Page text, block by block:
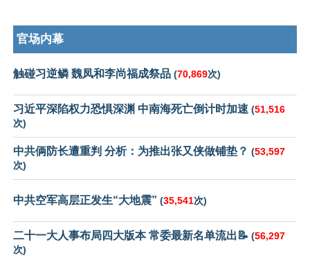
官场内幕
触碰习逆鳞 魏凤和李尚福成祭品 (70,869次)
习近平深陷权力恐惧深渊 中南海死亡倒计时加速 (51,516
次)
中共俩防长遭重判 分析：为推出张又侠做铺垫？ (53,597
次)
中共空军高层正发生“大地震” (35,541次)
二十一大人事布局四大版本 常委最新名单流出📝 (56,297
次)